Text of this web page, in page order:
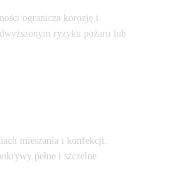
ogranicza korozję i
ryzyku pożaru lub
mieszania i konfekcji.
pełne i szczelne